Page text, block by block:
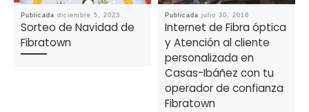
Publicadadiciembre 5, 2023
Sorteo de Navidad de
Fibratown
Publicadajulio 30, 2016
Internet de Fibra óptica
y Atención al cliente
personalizada en
Casas-Ibáñez con tu
operador de confianza
Fibratown